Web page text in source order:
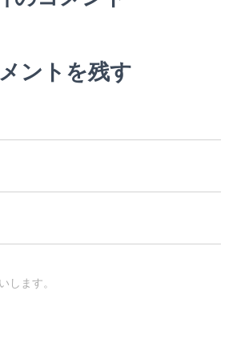
ントを残す
します。